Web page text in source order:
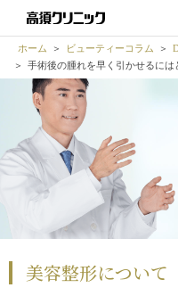
ホーム ビューティーコラム
手術後の腫れを早く引かせるには
美容整形について